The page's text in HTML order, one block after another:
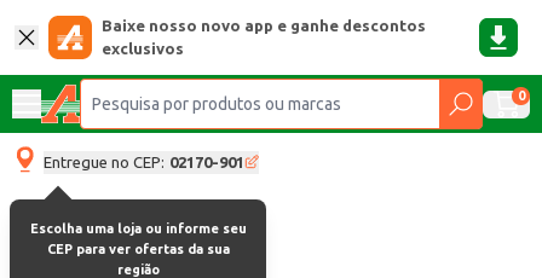
Baixe nosso novo app e ganhe descontos
exclusivos
0
Entregue no CEP: 02170-901
Escolha uma loja ou informe seu
CEP para ver ofertas da sua
região